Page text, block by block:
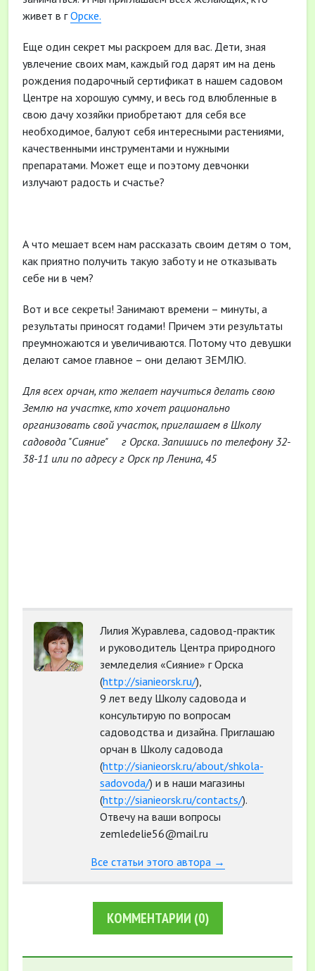
живет в гОрске.
Еще один секрет мы раскроем для вас. Дети, зная
увлечение своих мам, каждый год дарят им на день
рождения подарочный сертификат в нашем садовом
Центре на хорошую сумму, и весь год влюбленные в
свою дачу хозяйки приобретают для себя все
необходимое, балуют себя интересными растениями,
качественными инструментами и нужными
препаратами. Может еще и поэтому девчонки
излучают радость и счастье?
А что мешает всем нам рассказать своим детям о том,
как приятно получить такую заботу и не отказывать
себе ни в чем?
Вот и все секреты! Занимают времени – минуты, а
результаты приносят годами! Причем эти результаты
преумножаются и увеличиваются. Потому что девушки
делают самое главное – они делают ЗЕМЛЮ.
Для всех орчан, кто желает научиться делать свою
Землю на участке, кто хочет рационально
организовать свой участок, приглашаем в Школу
садовода "Сияние" г Орска. Запишись по телефону 32-
38-11 или по адресу г Орск пр Ленина, 45
Лилия Журавлева, садовод-практик
и руководитель Центра природного
земледелия «Сияние» г Орска
(http://sianieorsk.ru/),
9 лет веду Школу садовода и
консультирую по вопросам
садоводства и дизайна. Приглашаю
орчан в Школу садовода
(http://sianieorsk.ru/about/shkola-
sadovoda/) и в наши магазины
(http://sianieorsk.ru/contacts/).
Отвечу на ваши вопросы
zemledelie56@mail.ru
Все статьи этого автора →
КОММЕНТАРИИ (0)